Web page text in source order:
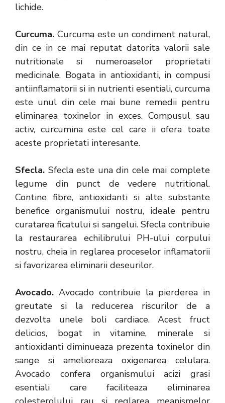
lichide.
Curcuma. Curcuma este un condiment natural,
din ce in ce mai reputat datorita valorii sale
nutritionale si numeroaselor proprietati
medicinale. Bogata in antioxidanti, in compusi
antiinflamatorii si in nutrienti esentiali, curcuma
este unul din cele mai bune remedii pentru
eliminarea toxinelor in exces. Compusul sau
activ, curcumina este cel care ii ofera toate
aceste proprietati interesante.
Sfecla. Sfecla este una din cele mai complete
legume din punct de vedere nutritional.
Contine fibre, antioxidanti si alte substante
benefice organismului nostru, ideale pentru
curatarea ficatului si sangelui. Sfecla contribuie
la restaurarea echilibrului PH-ului corpului
nostru, cheia in reglarea proceselor inflamatorii
si favorizarea eliminarii deseurilor.
Avocado. Avocado contribuie la pierderea in
greutate si la reducerea riscurilor de a
dezvolta unele boli cardiace. Acest fruct
delicios, bogat in vitamine, minerale si
antioxidanti diminueaza prezenta toxinelor din
sange si amelioreaza oxigenarea celulara.
Avocado confera organismului acizi grasi
esentiali care faciliteaza eliminarea